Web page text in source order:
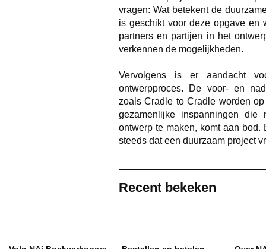
vragen: Wat betekent de
is geschikt voor deze opgave en
partners en partijen in het
verkennen de mogelijkheden.
Vervolgens is er aandacht
ontwerpproces. De voor- en
zoals Cradle to Cradle worden
gezamenlijke inspanningen
ontwerp te maken, komt aan bod.
steeds dat een duurzaam project
Recent bekeken